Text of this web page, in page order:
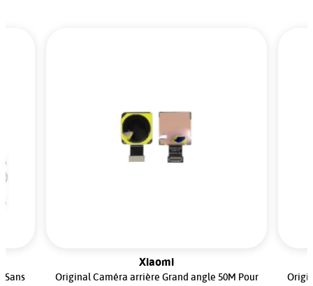
Sans
Xiaomi
Original Caméra arrière Grand angle 50M Pour